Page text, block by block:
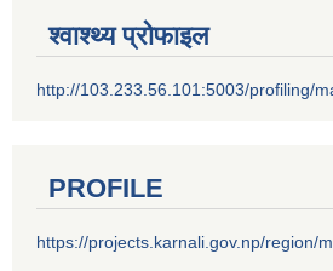
श्वाश्थ्य प्रोफाइल
http://103.233.56.101:5003/profiling/
PROFILE
https://projects.karnali.gov.np/region/